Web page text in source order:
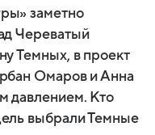
заметно
Череватый
Темных, в проект
Омаров и Анна
давлением. Кто
выбрали Темные